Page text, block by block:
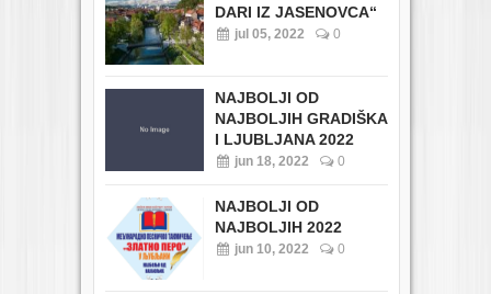
DARI IZ JASENOVCA“
jul 05, 2022 0
NAJBOLJI OD
NAJBOLJIH GRADIŠKA
I LJUBLJANA 2022
jun 18, 2022 0
NAJBOLJI OD
NAJBOLJIH 2022
jun 10, 2022 0